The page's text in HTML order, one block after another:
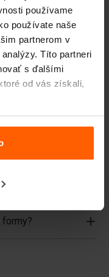
používame
používate naše
partnerom v
Títo partneri
s ďalšími
od vás získali,